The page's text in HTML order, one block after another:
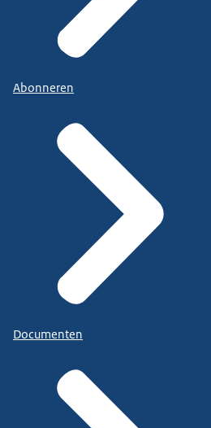
Abonneren
Documenten